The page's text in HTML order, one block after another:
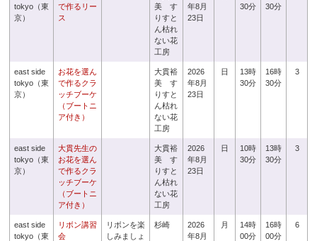
tokyo（東
京）
で作るリー
ス
美 す
りすと
ん枯れ
ない花
工房
年8月
23日
30分
30分
east side
tokyo（東
京）
お花を選ん
で作るクラ
ッチブーケ
（ブートニ
ア付き）
大貫裕
美 す
りすと
ん枯れ
ない花
工房
2026
年8月
23日
日
13時
30分
16時
30分
3
east side
tokyo（東
京）
大貫先生の
お花を選ん
で作るクラ
ッチブーケ
（ブートニ
ア付き）
大貫裕
美 す
りすと
ん枯れ
ない花
工房
2026
年8月
23日
日
10時
30分
13時
30分
3
east side
tokyo（東
リボン講習
会
リボンを楽
しみましょ
杉崎
2026
年8月
月
14時
00分
16時
00分
6